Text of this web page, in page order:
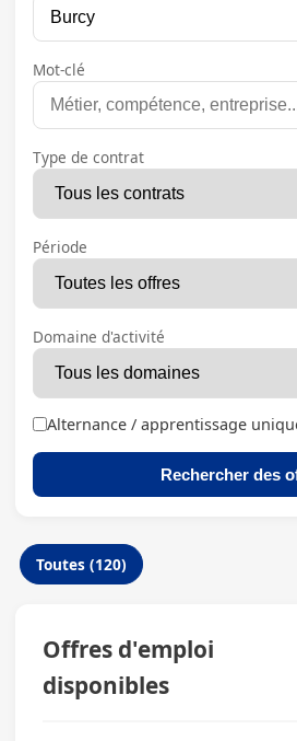
Mot-clé
Type de contrat
Période
Domaine d'activité
Alternance / apprentissage
Rechercher des
Toutes (120)
Offres d'emploi
disponibles